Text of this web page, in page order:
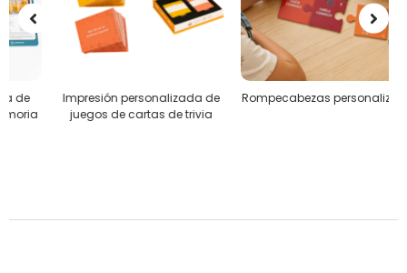
Impresión personalizada de
juegos de cartas de trivia
Rompecabezas personalizados